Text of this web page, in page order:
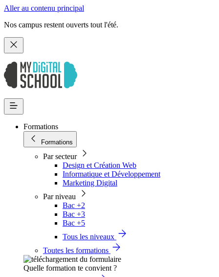
Aller au contenu principal
Nos campus restent ouverts tout l'été.
Formations
Formations
Par secteur
Design et Création Web
Informatique et Développement
Marketing Digital
Par niveau
Bac +2
Bac +3
Bac +5
Tous les niveaux
Toutes les formations
Quelle formation te convient ?